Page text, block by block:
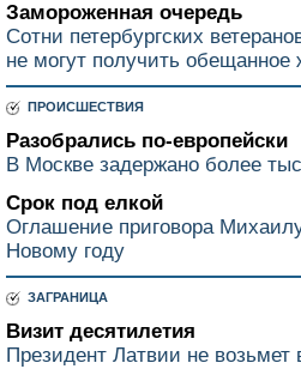
Замороженная очередь
Сотни петербургских
не могут получить обещанное
ПРОИСШЕСТВИЯ
Разобрались по-европейски
В Москве задержано более
Срок под елкой
Оглашение приговора
Новому году
ЗАГРАНИЦА
Визит десятилетия
Президент Латвии не